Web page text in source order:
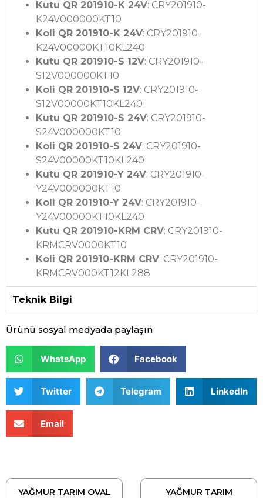
Kutu QR 201910-K 24V: CRY201910-
K24V000000KT10
Koli QR 201910-K 24V: CRY201910-
K24V00000KT10KL240
Kutu QR 201910-S 12V: CRY201910-
S12V000000KT10
Koli QR 201910-S 12V: CRY201910-
S12V00000KT10KL240
Kutu QR 201910-S 24V: CRY201910-
S24V000000KT10
Koli QR 201910-S 24V: CRY201910-
S24V00000KT10KL240
Kutu QR 201910-Y 24V: CRY201910-
Y24V000000KT10
Koli QR 201910-Y 24V: CRY201910-
Y24V00000KT10KL240
Kutu QR 201910-KRM CRV: CRY201910-
KRMCRV0000KT10
Koli QR 201910-KRM CRV: CRY201910-
KRMCRV000KT12KL288
Teknik Bilgi
Ürünü sosyal medyada paylaşın
WhatsApp Facebook
Twitter Telegram LinkedIn
Email
YAĞMUR TARIM OVAL
YAĞMUR TARIM